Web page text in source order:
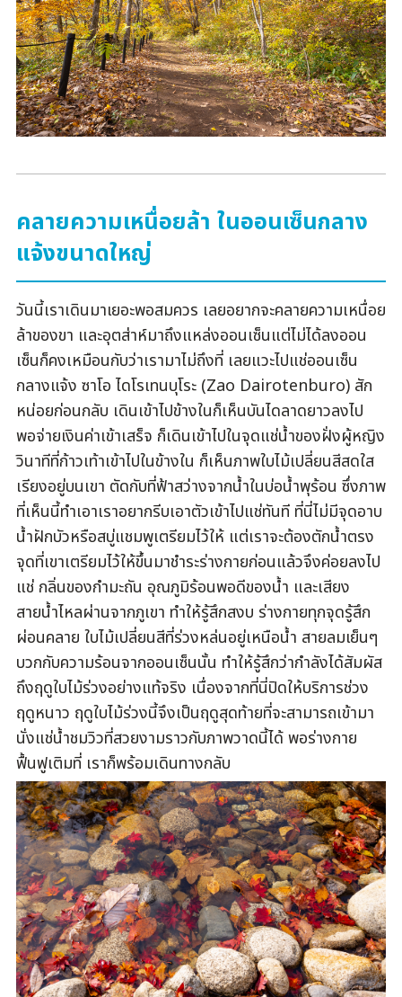
คลายความเหนื่อยล้า ในออนเซ็นกลาง
แจ้งขนาดใหญ่
วันนี้เราเดินมาเยอะพอสมควร เลยอยากจะคลายความเหนื่อย
ล้าของขา และอุตส่าห์มาถึงแหล่งออนเซ็นแต่ไม่ได้ลงออน
เซ็นก็คงเหมือนกับว่าเรามาไม่ถึงที่ เลยแวะไปแช่ออนเซ็น
กลางแจ้ง ซาโอ ไดโรเทนบุโระ (Zao Dairotenburo) สัก
หน่อยก่อนกลับ เดินเข้าไปข้างในก็เห็นบันไดลาดยาวลงไป
พอจ่ายเงินค่าเข้าเสร็จ ก็เดินเข้าไปในจุดแช่น้ำของฝั่งผู้หญิง
วินาทีที่ก้าวเท้าเข้าไปในข้างใน ก็เห็นภาพใบไม้เปลี่ยนสีสดใส
เรียงอยู่บนเขา ตัดกับที่ฟ้าสว่างจากน้ำในบ่อน้ำพุร้อน ซึ่งภาพ
ที่เห็นนี้ทำเอาเราอยากรีบเอาตัวเข้าไปแช่ทันที ที่นี่ไม่มีจุดอาบ
น้ำฝักบัวหรือสบู่แชมพูเตรียมไว้ให้ แต่เราจะต้องตักน้ำตรง
จุดที่เขาเตรียมไว้ให้ขึ้นมาชำระร่างกายก่อนแล้วจึงค่อยลงไป
แช่ กลิ่นของกำมะถัน อุณภูมิร้อนพอดีของน้ำ และเสียง
สายน้ำไหลผ่านจากภูเขา ทำให้รู้สึกสงบ ร่างกายทุกจุดรู้สึก
ผ่อนคลาย ใบไม้เปลี่ยนสีที่ร่วงหล่นอยู่เหนือน้ำ สายลมเย็นๆ
บวกกับความร้อนจากออนเซ็นนั้น ทำให้รู้สึกว่ากำลังได้สัมผัส
ถึงฤดูใบไม้ร่วงอย่างแท้จริง เนื่องจากที่นี่ปิดให้บริการช่วง
ฤดูหนาว ฤดูใบไม้ร่วงนี้จึงเป็นฤดูสุดท้ายที่จะสามารถเข้ามา
นั่งแช่น้ำชมวิวที่สวยงามราวกับภาพวาดนี้ได้ พอร่างกาย
ฟื้นฟูเติมที่ เราก็พร้อมเดินทางกลับ